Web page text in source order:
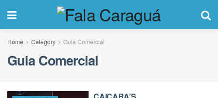
Home Category Guia Comercial
Guia Comercial